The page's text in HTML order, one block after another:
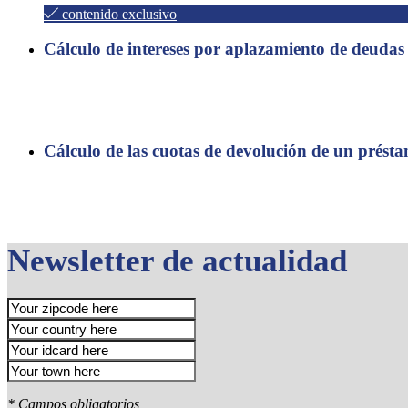
contenido exclusivo
Cálculo de intereses por aplazamiento de deudas
Cálculo de las cuotas de devolución de un
Newsletter de actualidad
* Campos obligatorios